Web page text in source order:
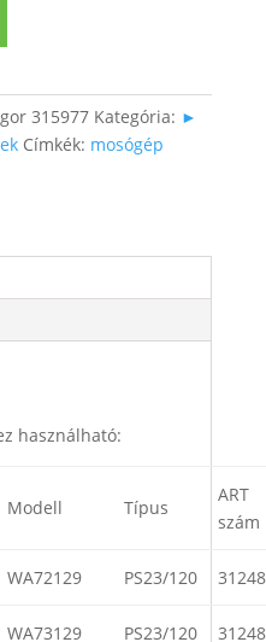
315977 Kategória: ►
Címkék: mosógép
használható:
Modell Típus
ART
szám
WA72129 PS23/120
WA73129 PS23/120